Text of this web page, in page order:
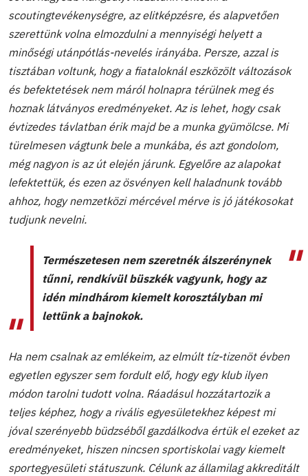
scoutingtevékenységre, az elitképzésre, és alapvetően
szerettünk volna elmozdulni a mennyiségi helyett a
minőségi utánpótlás-nevelés irányába. Persze, azzal is
tisztában voltunk, hogy a fiataloknál eszközölt változások
és befektetések nem máról holnapra térülnek meg és
hoznak látványos eredményeket. Az is lehet, hogy csak
évtizedes távlatban érik majd be a munka gyümölcse. Mi
türelmesen vágtunk bele a munkába, és azt gondolom,
még nagyon is az út elején járunk. Egyelőre az alapokat
lefektettük, és ezen az ösvényen kell haladnunk tovább
ahhoz, hogy nemzetközi mércével mérve is jó játékosokat
tudjunk nevelni.
Természetesen nem szeretnék álszerénynek
tűnni, rendkívül büszkék vagyunk, hogy az
idén mindhárom kiemelt korosztályban mi
lettünk a bajnokok.
Ha nem csalnak az emlékeim, az elmúlt tíz-tizenöt évben
egyetlen egyszer sem fordult elő, hogy egy klub ilyen
módon tarolni tudott volna. Ráadásul hozzátartozik a
teljes képhez, hogy a rivális egyesületekhez képest mi
jóval szerényebb büdzséből gazdálkodva értük el ezeket az
eredményeket, hiszen nincsen sportiskolai vagy kiemelt
sportegyesületi státuszunk. Célunk az államilag akkreditált